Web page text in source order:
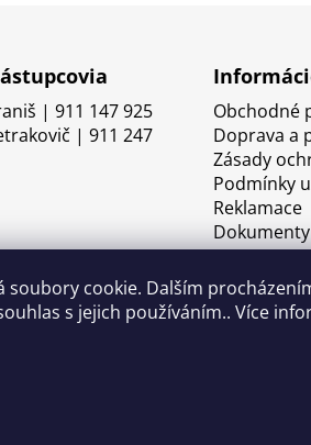
soubory cookie. Dalším
s jejich používáním.. Více
| 911 147 925
| 911 247
Obchodné
Doprava a
Zásady
Podmínky
Reklamace